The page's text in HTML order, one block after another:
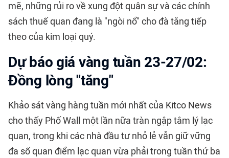
mẽ, những rủi ro về xung đột quân sự và các chính
sách thuế quan đang là "ngòi nổ" cho đà tăng tiếp
theo của kim loại quý.
Dự báo giá vàng tuần 23-27/02:
Đồng lòng "tăng"
Khảo sát vàng hàng tuần mới nhất của Kitco News
cho thấy Phố Wall một lần nữa tràn ngập tâm lý lạc
quan, trong khi các nhà đầu tư nhỏ lẻ vẫn giữ vững
đa số quan điểm lạc quan vừa phải trong tuần thứ ba